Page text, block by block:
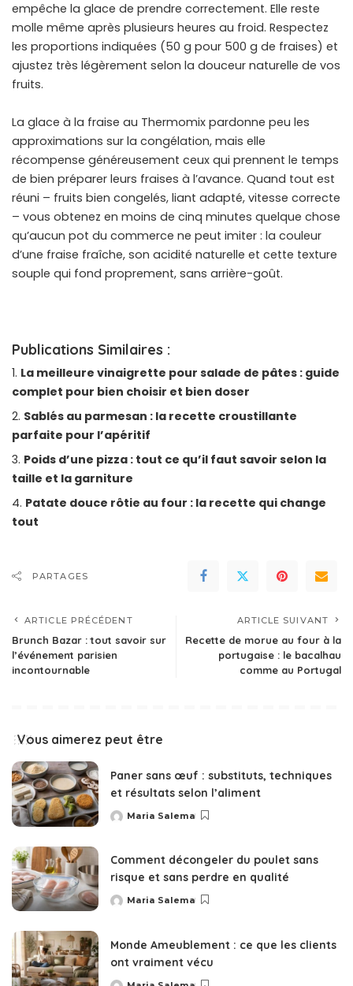
empêche la glace de prendre correctement. Elle reste
molle même après plusieurs heures au froid. Respectez
les proportions indiquées (50 g pour 500 g de fraises) et
ajustez très légèrement selon la douceur naturelle de vos
fruits.
La glace à la fraise au Thermomix pardonne peu les
approximations sur la congélation, mais elle
récompense généreusement ceux qui prennent le temps
de bien préparer leurs fraises à l’avance. Quand tout est
réuni – fruits bien congelés, liant adapté, vitesse correcte
– vous obtenez en moins de cinq minutes quelque chose
qu’aucun pot du commerce ne peut imiter : la couleur
d’une fraise fraîche, son acidité naturelle et cette texture
souple qui fond proprement, sans arrière-goût.
Publications Similaires :
La meilleure vinaigrette pour salade de pâtes : guide
complet pour bien choisir et bien doser
Sablés au parmesan : la recette croustillante
parfaite pour l’apéritif
Poids d’une pizza : tout ce qu’il faut savoir selon la
taille et la garniture
Patate douce rôtie au four : la recette qui change
tout
PARTAGES
ARTICLE PRÉCÉDENT
Brunch Bazar : tout savoir sur
l’événement parisien
incontournable
ARTICLE SUIVANT
Recette de morue au four à la
portugaise : le bacalhau
comme au Portugal
Vous aimerez peut être
Paner sans œuf : substituts, techniques
et résultats selon l’aliment
Posted
Maria Salema
Comment décongeler du poulet sans
risque et sans perdre en qualité
Posted
Maria Salema
Monde Ameublement : ce que les clients
ont vraiment vécu